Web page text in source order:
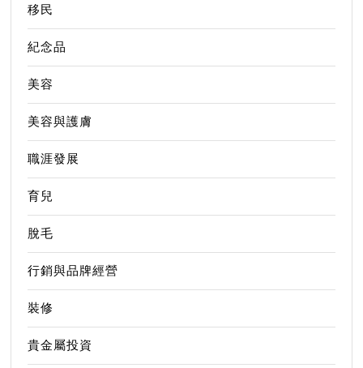
移民
紀念品
美容
美容與護膚
職涯發展
育兒
脫毛
行銷與品牌經營
裝修
貴金屬投資